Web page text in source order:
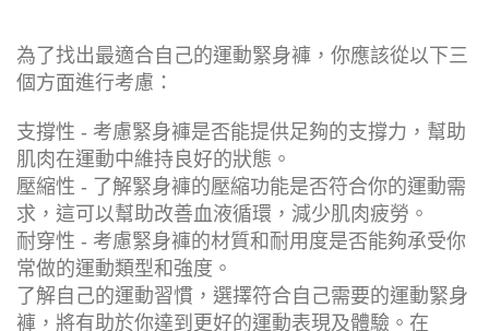
是一款適合所有類型的運動。
為了找出最適合自己的運動緊身褲，你應該從以下三
個方面進行考慮：
支撐性 - 考慮緊身褲是否能提供足夠的支撐力，幫助
肌肉在運動中維持良好的狀態。
壓縮性 - 了解緊身褲的壓縮功能是否符合你的運動需
求，這可以幫助改善血液循環，減少肌肉疲勞。